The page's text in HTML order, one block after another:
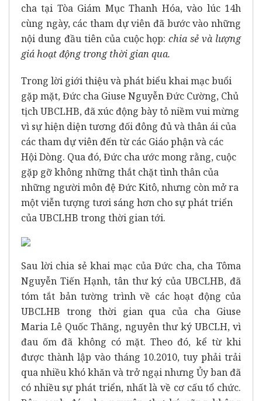
cha tại Tòa Giám Mục Thanh Hóa, vào lúc 14h
cùng ngày, các tham dự viên đã bước vào những
nội dung đầu tiên của cuộc họp:chia sẻ và lượng
giá hoạt động trong thời gian qua.
Trong lời giới thiệu và phát biểu khai mạc buổi
gặp mặt, Đức cha Giuse Nguyễn Đức Cường, Chủ
tịch UBCLHB, đã xúc động bày tỏ niềm vui mừng
vì sự hiện diện tương đối đông đủ và thân ái của
các tham dự viên đến từ các Giáo phận và các
Hội Dòng. Qua đó, Đức cha ước mong rằng, cuộc
gặp gỡ không những thắt chặt tình thân của
những người môn đệ Đức Kitô, nhưng còn mở ra
một viễn tượng tươi sáng hơn cho sự phát triển
của UBCLHB trong thời gian tới.
Sau lời chia sẻ khai mạc của Đức cha, cha Tôma
Nguyễn Tiến Hạnh, tân thư ký của UBCLHB, đã
tóm tắt bản tường trình về các hoạt động của
UBCLHB trong thời gian qua của cha Giuse
Maria Lê Quốc Thăng, nguyên thư ký UBCLH, vì
đau ốm đã không có mặt. Theo đó, kể từ khi
được thành lập vào tháng 10.2010, tuy phải trải
qua nhiều khó khăn và trở ngại nhưng Ủy ban đã
có nhiều sự phát triển, nhất là về cơ cấu tổ chức.